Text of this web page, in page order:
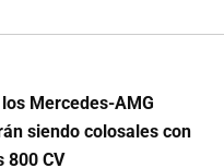
Mercedes-AMG
siendo colosales con
800 CV